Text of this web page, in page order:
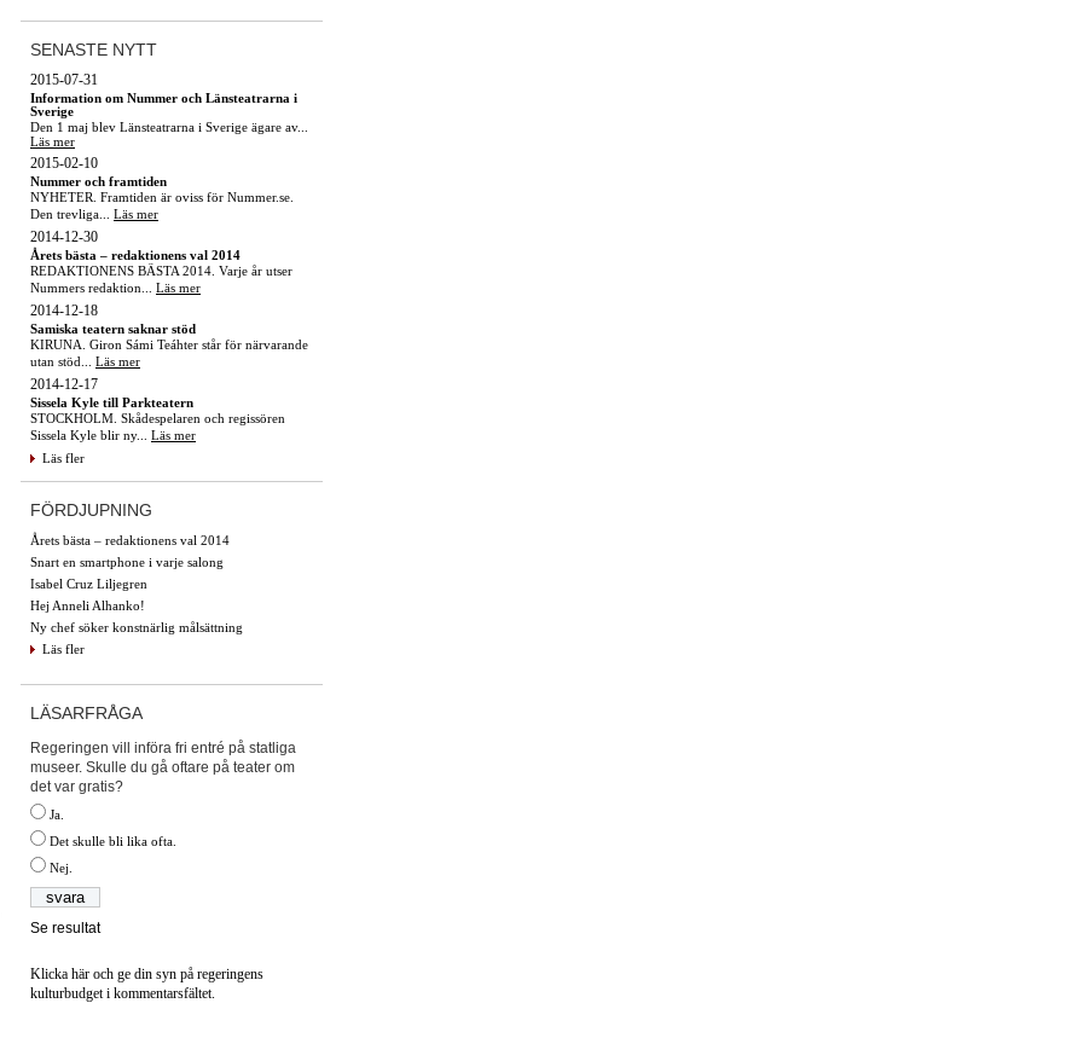
SENASTE NYTT
2015-07-31
Information om Nummer och Länsteatrarna i
Sverige
Den 1 maj blev Länsteatrarna i Sverige ägare av...
Läs mer
2015-02-10
Nummer och framtiden
NYHETER. Framtiden är oviss för Nummer.se.
Den trevliga... Läs mer
2014-12-30
Årets bästa – redaktionens val 2014
REDAKTIONENS BÄSTA 2014. Varje år utser
Nummers redaktion... Läs mer
2014-12-18
Samiska teatern saknar stöd
KIRUNA. Giron Sámi Teáhter står för närvarande
utan stöd... Läs mer
2014-12-17
Sissela Kyle till Parkteatern
STOCKHOLM. Skådespelaren och regissören
Sissela Kyle blir ny... Läs mer
Läs fler
FÖRDJUPNING
Årets bästa – redaktionens val 2014
Snart en smartphone i varje salong
Isabel Cruz Liljegren
Hej Anneli Alhanko!
Ny chef söker konstnärlig målsättning
Läs fler
LÄSARFRÅGA
Regeringen vill införa fri entré på statliga
museer. Skulle du gå oftare på teater om
det var gratis?
Ja.
Det skulle bli lika ofta.
Nej.
Se resultat
Klicka här och ge din syn på regeringens
kulturbudget i kommentarsfältet.